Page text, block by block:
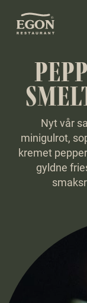
Nyt vår
minigulrot,
kremet
gyldne